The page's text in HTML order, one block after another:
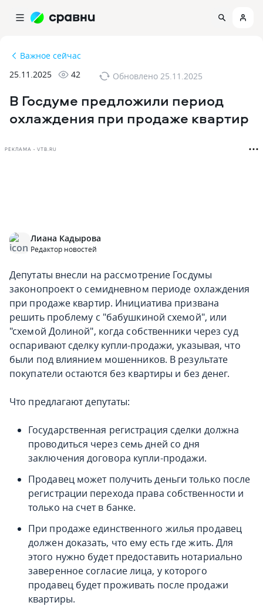
Важное сейчас
25.11.2025
42 Обновлено 25.11.2025
В Госдуме предложили период
охлаждения при продаже квартир
РЕКЛАМА • VTB.RU
Лиана Кадырова
Редактор новостей
Депутаты внесли на рассмотрение Госдумы
законопроект о семидневном периоде охлаждения
при продаже квартир. Инициатива призвана
решить проблему с "бабушкиной схемой", или
"схемой Долиной", когда собственники через суд
оспаривают сделку купли-продажи, указывая, что
были под влиянием мошенников. В результате
покупатели остаются без квартиры и без денег.
Что предлагают депутаты:
Государственная регистрация сделки должна
проводиться через семь дней со дня
заключения договора купли-продажи.
Продавец может получить деньги только после
регистрации перехода права собственности и
только на счет в банке.
При продаже единственного жилья продавец
должен доказать, что ему есть где жить. Для
этого нужно будет предоставить нотариально
заверенное согласие лица, у которого
продавец будет проживать после продажи
квартиры.